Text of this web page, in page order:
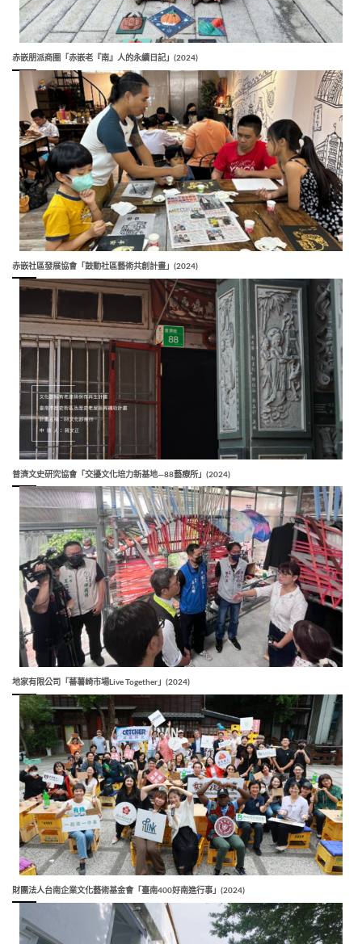
赤嵌朋派商圈「赤嵌老『南』人的永續日記」(2024)
赤嵌社區發展協會「鼓動社區藝術共創計畫」(2024)
普濟文史研究協會「交擾文化培力新基地—88藝療所」(2024)
地家有限公司「蕃薯崎市場Live Together」(2024)
財團法人台南企業文化藝術基金會「臺南400好南進行事」(2024)